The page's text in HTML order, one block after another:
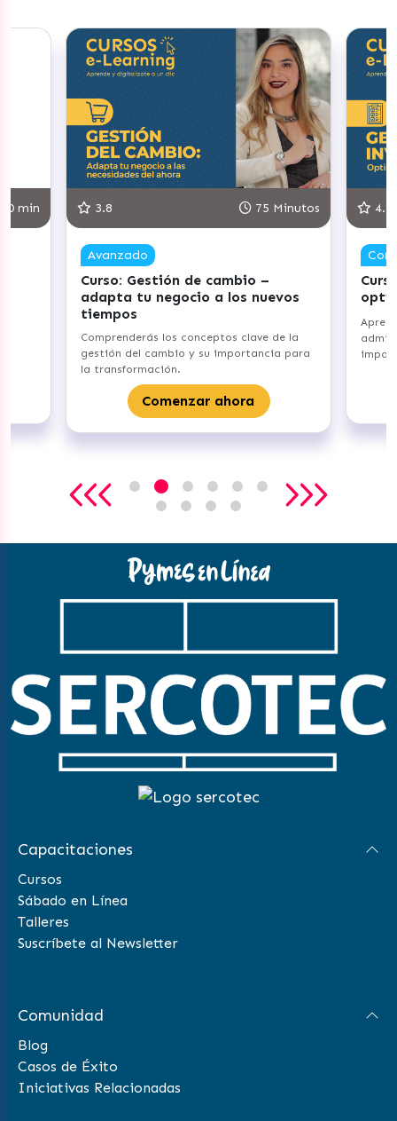
min 3.8 75 Minutos
Avanzado
Curso: Gestión de cambio –
adapta tu negocio a los nuevos
tiempos
Comprenderás los conceptos clave de la
gestión del cambio y su importancia para
la transformación.
Comenzar ahora
4.8
Capacitaciones
Cursos
Sábado en Línea
Talleres
Suscríbete al Newsletter
Comunidad
Blog
Casos de Éxito
Iniciativas Relacionadas